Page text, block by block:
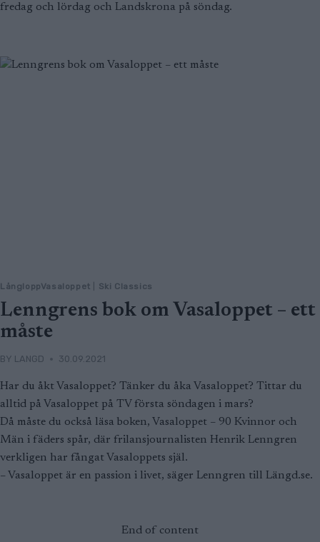
fredag och lördag och Landskrona på söndag.
LångloppVasaloppet Ski Classics
Lenngrens bok om Vasaloppet – ett
måste
BY LANGD 30.09.2021
Har du åkt Vasaloppet? Tänker du åka Vasaloppet? Tittar du
alltid på Vasaloppet på TV första söndagen i mars?
Då måste du också läsa boken, Vasaloppet – 90 Kvinnor och
Män i fäders spår, där frilansjournalisten Henrik Lenngren
verkligen har fångat Vasaloppets själ.
– Vasaloppet är en passion i livet, säger Lenngren till Längd.se.
End of content